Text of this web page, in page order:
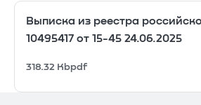
Выписка из реестра
10495417 от 15-45 24.06.2025
318.32 Kbpdf